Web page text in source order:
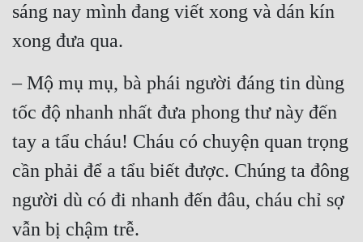
sáng nay mình đang viết xong và dán kín
xong đưa qua.
– Mộ mụ mụ, bà phái người đáng tin dùng
tốc độ nhanh nhất đưa phong thư này đến
tay a tẩu cháu! Cháu có chuyện quan trọng
cần phải để a tẩu biết được. Chúng ta đông
người dù có đi nhanh đến đâu, cháu chỉ sợ
vẫn bị chậm trễ.